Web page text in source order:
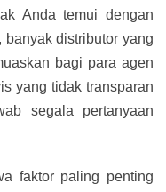
Anda temui dengan
banyak distributor yang
bagi para agen
yang tidak transparan
segala pertanyaan
faktor paling penting